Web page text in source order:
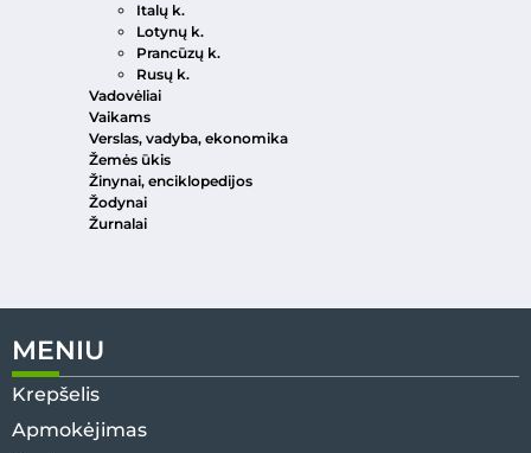
Italų k.
Lotynų k.
Prancūzų k.
Rusų k.
Vadovėliai
Vaikams
Verslas, vadyba, ekonomika
Žemės ūkis
Žinynai, enciklopedijos
Žodynai
Žurnalai
MENIU
Krepšelis
Apmokėjimas